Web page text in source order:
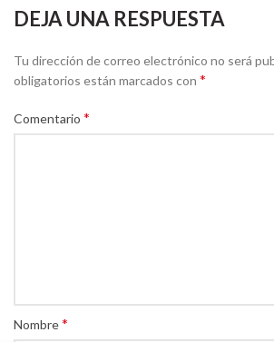
DEJA UNA RESPUESTA
Tu dirección de correo electrónico no será
obligatorios están marcados con *
Comentario *
Nombre*